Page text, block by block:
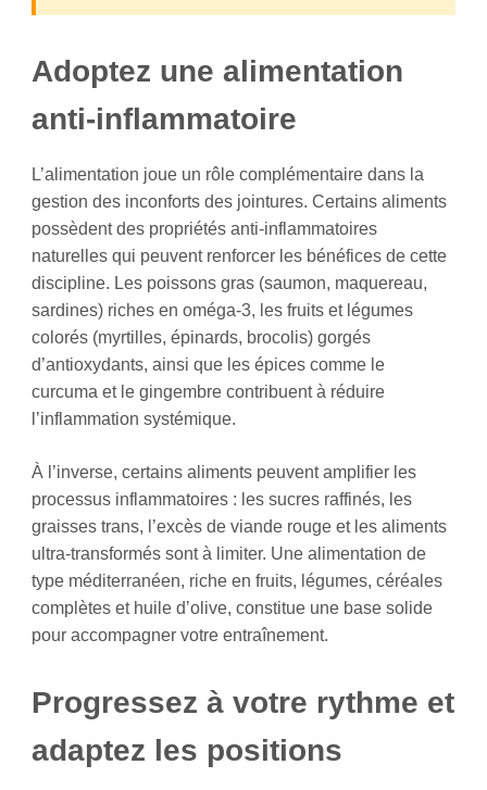
Adoptez une alimentation
anti-inflammatoire
L’alimentation joue un rôle complémentaire dans la
gestion des inconforts des jointures. Certains aliments
possèdent des propriétés anti-inflammatoires
naturelles qui peuvent renforcer les bénéfices de cette
discipline. Les poissons gras (saumon, maquereau,
sardines) riches en oméga-3, les fruits et légumes
colorés (myrtilles, épinards, brocolis) gorgés
d’antioxydants, ainsi que les épices comme le
curcuma et le gingembre contribuent à réduire
l’inflammation systémique.
À l’inverse, certains aliments peuvent amplifier les
processus inflammatoires : les sucres raffinés, les
graisses trans, l’excès de viande rouge et les aliments
ultra-transformés sont à limiter. Une alimentation de
type méditerranéen, riche en fruits, légumes, céréales
complètes et huile d’olive, constitue une base solide
pour accompagner votre entraînement.
Progressez à votre rythme et
adaptez les positions